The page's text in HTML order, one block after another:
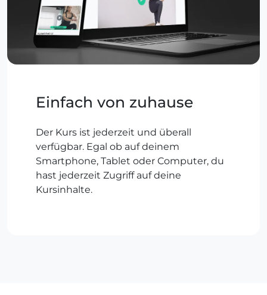
Einfach von zuhause
Der Kurs ist jederzeit und überall
verfügbar. Egal ob auf deinem
Smartphone, Tablet oder Computer, du
hast jederzeit Zugriff auf deine
Kursinhalte.